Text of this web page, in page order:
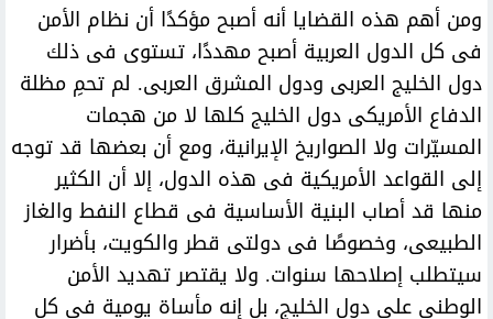
ومن أهم هذه القضايا أنه أصبح مؤكدًا أن نظام الأمن
فى كل الدول العربية أصبح مهددًا، تستوى فى ذلك
دول الخليج العربى ودول المشرق العربى. لم تحمِ مظلة
الدفاع الأمريكى دول الخليج كلها لا من هجمات
المسيّرات ولا الصواريخ الإيرانية، ومع أن بعضها قد توجه
إلى القواعد الأمريكية فى هذه الدول، إلا أن الكثير
منها قد أصاب البنية الأساسية فى قطاع النفط والغاز
الطبيعى، وخصوصًا فى دولتى قطر والكويت، بأضرار
سيتطلب إصلاحها سنوات. ولا يقتصر تهديد الأمن
الوطنى على دول الخليج، بل إنه مأساة يومية فى كل